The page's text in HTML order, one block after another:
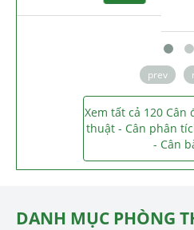
prev
Xem tất cả 120 Cân
thuật - Cân phân
- Cân
DANH MỤC PHÒNG